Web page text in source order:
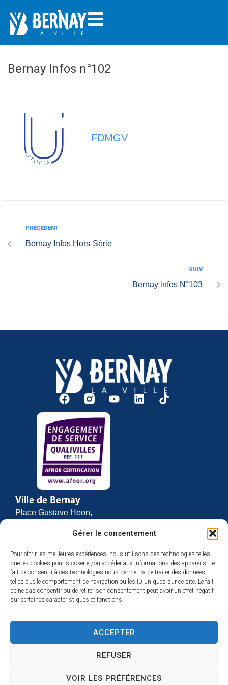
Gérer le consentement
Pour offrir les meilleures expériences, nous utilisons des technologies telles
que les cookies pour stocker et/ou accéder aux informations des appareils. Le
fait de consentir à ces technologies nous permettra de traiter des données
telles que le comportement de navigation ou les ID uniques sur ce site. Le fait
de ne pas consentir ou de retirer son consentement peut avoir un effet négatif
sur certaines caractéristiques et fonctions.
ACCEPTER
REFUSER
VOIR LES PRÉFÉRENCES
Bernay Infos n°102
FDMGV
PRÉCÉDENT
Bernay Infos Hors-Série
SUIV
Bernay infos N°103
Ville de Bernay
Place Gustave Heon,
27307 BERNAY
02 32 46 63 00
Contact
Horaires d’ouverture
Du lundi au vendredi :
et de 13h30 à 17h